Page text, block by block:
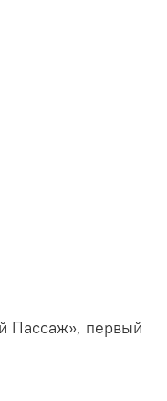
Пассаж», первый